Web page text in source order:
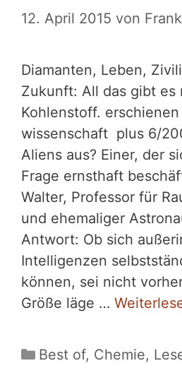
12. April 2015 von
Diamanten, Leben,
Zukunft: All das gibt es
Kohlenstoff.
wissenschaft plus 6/
Aliens aus? Einer, der
Frage ernsthaft
Walter, Professor für
und ehemaliger
Antwort: Ob sich
Intelligenzen
können, sei nicht
Größe läge …
Kategorien
Best of, Chemie,